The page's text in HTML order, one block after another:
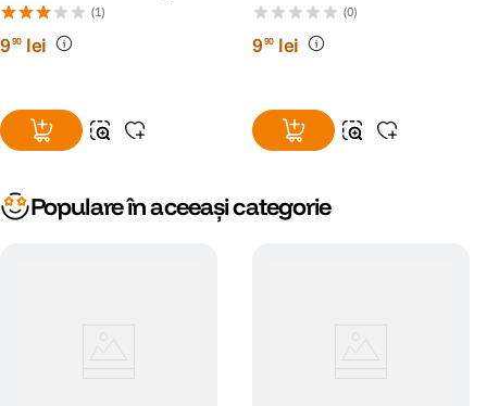
(1)
990 lei
(0)
990 lei
Populare în aceeași categorie